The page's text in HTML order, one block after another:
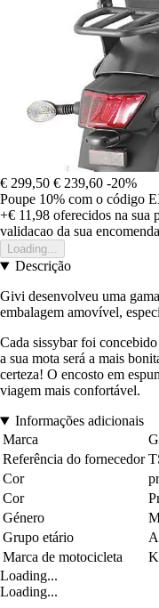
€ 299,50 € 239,60 -20%
Poupe 10% com o código
+€ 11,98 oferecidos na sua
validacao da sua encomenda
Loading...
Descrição
Givi desenvolveu uma
embalagem amovível,
Cada sissybar foi
a sua mota será a mais
certeza! O encosto em
viagem mais confortável.
Informações adicionais
Marca
Referência do fornecedor
Cor
Cor
Género
Grupo etário
Marca de motocicleta
Loading...
Loading...